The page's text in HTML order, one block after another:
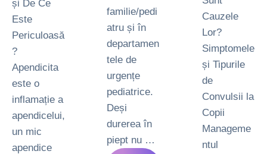
și De Ce
Este
Periculoasă
?
Apendicita
este o
inflamație a
apendicelui,
un mic
apendice
familie/pedi
atru și în
departamen
tele de
urgențe
pediatrice.
Deși
durerea în
piept nu …
Cauzele
Lor?
Simptomele
și Tipurile
de
Convulsii la
Copii
Manageme
ntul